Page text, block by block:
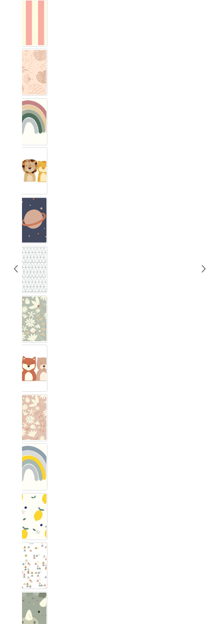
Monstera
Regenbogen Rosenholz
Safari
Unendlig
Musta
Blumig Eukalyptus
Wald
Blumig Blush
Regenbogen Nordisch Blau
Zitronig
Trianglig Pastell
Dino